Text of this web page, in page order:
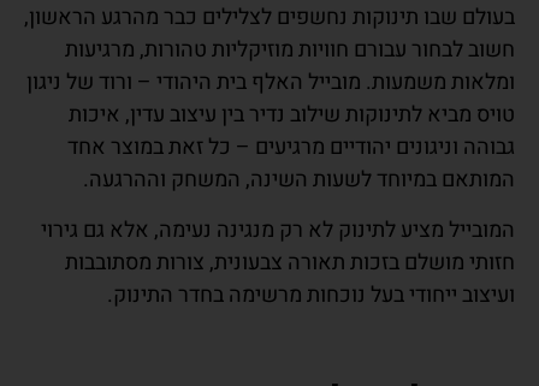
שבו תינוקות נחשפים לצלילים כבר מהרגע הראשון,
לבחור עבורם חוויות מוזיקליות טהורות, מרגיעות
משמעות. מובייל האלף בית היהודי – ורוד של ניגון
מביא לתינוקות שילוב נדיר בין עיצוב עדין, איכות
וניגונים יהודיים מרגיעים – כל זאת במוצר אחד
במיוחד לשעות השינה, המשחק וההרגעה.
מציע לתינוק לא רק מנגינה נעימה, אלא גם גירוי
מושלם בזכות תאורה צבעונית, צורות מסתובבות
ייחודי בעל נוכחות מרשימה בחדר התינוק.